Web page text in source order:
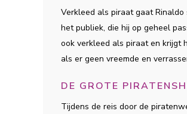
Verkleed als piraat gaat
het publiek, die hij op geheel
ook verkleed als piraat en krijgt
als er geen vreemde en
DE GROTE
Tijdens de reis door de